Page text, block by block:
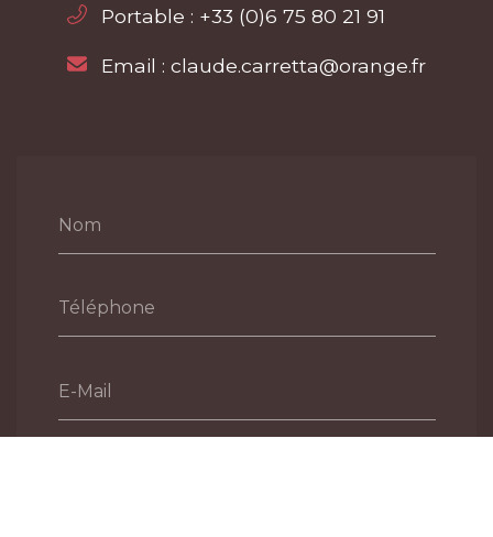
Nom
Téléphone
E-Mail
Portable : +33 (0)6 75 80 21 91
Email : claude.carretta@orange.fr